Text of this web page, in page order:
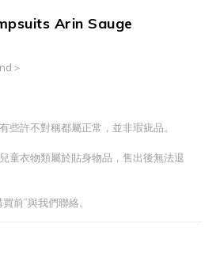
Arin Sauge
＞
些許不對稱都屬正常，並非瑕疵品。
童衣物類屬於貼身物品，售出後無法退
前”與我們聯絡。